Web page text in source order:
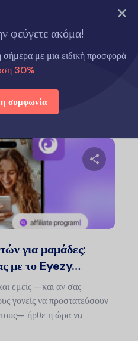
ΔΟΚΙΜΑΣΤΕ ΤΩΡΑ
φεύγετε ακόμα!
με μια ειδική προσφορά
30%
συμφωνία
για γονείς
για μαμάδες:
με το Eyezy…
εμείς —και αν σας
γονείς να προστατεύσουν
τους— ήρθε η ώρα να